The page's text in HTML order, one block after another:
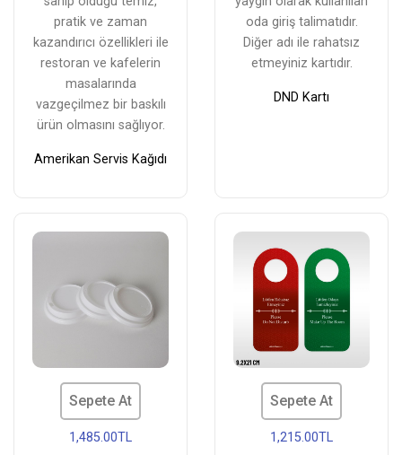
pratik ve zaman
kazandırıcı özellikleri ile
restoran ve kafelerin
masalarında
vazgeçilmez bir baskılı
ürün olmasını sağlıyor.
Amerikan Servis Kağıdı
oda giriş talimatıdır.
Diğer adı ile rahatsız
etmeyiniz kartıdır.
DND Kartı
Sepete At
1,485.00TL
Sepete At
1,215.00TL